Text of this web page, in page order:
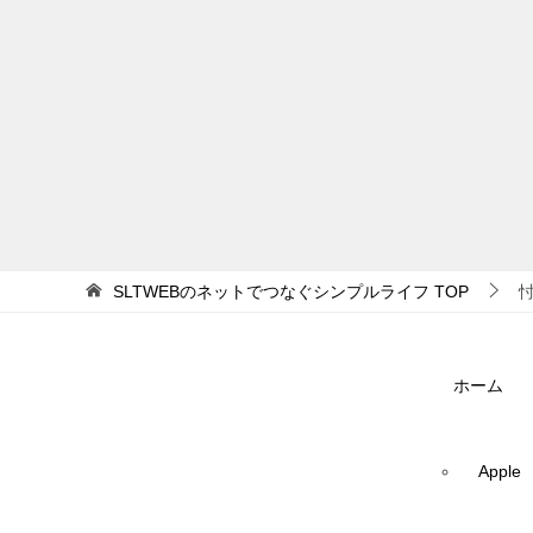
SLTWEBのネットでつなぐシンプルライフ TOP
ホーム
Apple